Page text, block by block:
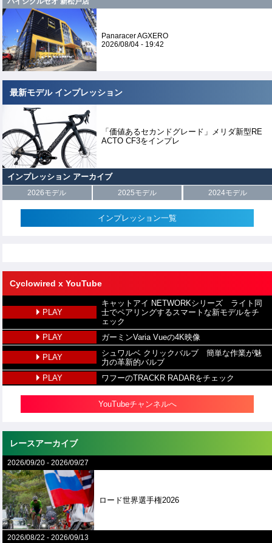
Panaracer AGXERO
2026/08/04 - 19:42
最新モデル インプレッション
「価値あるセカンドグレード」メリダ新型RE
ACTO CF3をインプレ
インプレッション アーカイブ
2026モデル 2025モデル 2024モデル
インプレッション一覧
Cyclowired x YouTube
PLAY
キャットアイ NETWORKシリーズ ライト同
士でペアリングするスマートな新モデルをチ
ェック
PLAY
ガーミンVaria Vueの4K映像
PLAY
シュワルベ クリックバルブ 簡単な作業が魅
力の革新的バルブ
PLAY
ワフーのTRACKR RADARをチェック
YouTubeチャンネルへ
レースアーカイブ
2026/09/20 -2026/09/27
ロード世界選手権2026
2026/08/22 -2026/09/13